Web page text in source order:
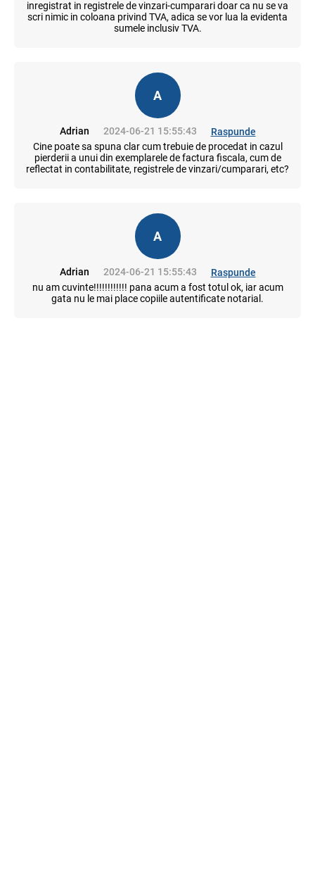
inregistrat in registrele de vinzari-cumparari doar ca nu se va
scri nimic in coloana privind TVA, adica se vor lua la evidenta
sumele inclusiv TVA.
A
Adrian 2024-06-21 15:55:43
Raspunde
Cine poate sa spuna clar cum trebuie de procedat in cazul
pierderii a unui din exemplarele de factura fiscala, cum de
reflectat in contabilitate, registrele de vinzari/cumparari, etc?
A
Adrian 2024-06-21 15:55:43
Raspunde
nu am cuvinte!!!!!!!!!!!! pana acum a fost totul ok, iar acum
gata nu le mai place copiile autentificate notarial.